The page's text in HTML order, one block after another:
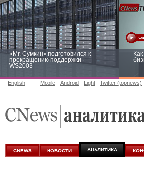
«Mr. Сумкин» подготовился к
прекращению поддержки
WS2003
аналитике
English Mobile Android Light Twitter (topnews)
CNEWS НОВОСТИ АНАЛИТИКА